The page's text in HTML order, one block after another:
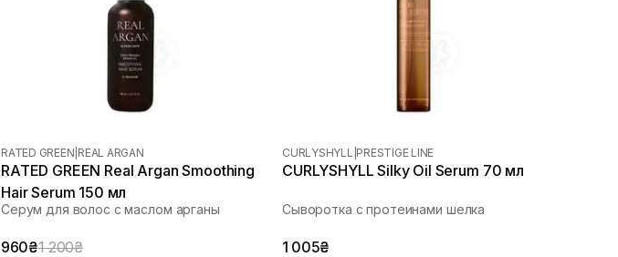
RATED GREEN REAL ARGAN
RATED GREEN Real Argan Smoothing
Hair Serum 150 мл
Серум для волос с маслом арганы
960₴1 200₴
CURLYSHYLL PRESTIGE LINE
CURLYSHYLL Silky Oil Serum 70 мл
Сыворотка с протеинами шелка
1 005₴